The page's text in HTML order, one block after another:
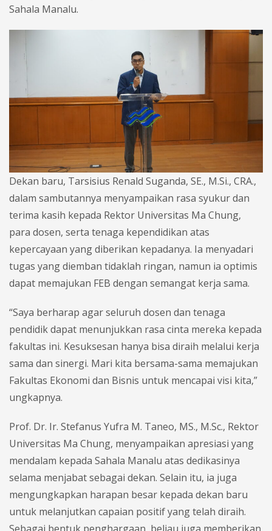
Sahala Manalu.
Dekan baru, Tarsisius Renald Suganda, SE., M.Si., CRA.,
dalam sambutannya menyampaikan rasa syukur dan
terima kasih kepada Rektor Universitas Ma Chung,
para dosen, serta tenaga kependidikan atas
kepercayaan yang diberikan kepadanya. Ia menyadari
tugas yang diemban tidaklah ringan, namun ia optimis
dapat memajukan FEB dengan semangat kerja sama.
“Saya berharap agar seluruh dosen dan tenaga
pendidik dapat menunjukkan rasa cinta mereka kepada
fakultas ini. Kesuksesan hanya bisa diraih melalui kerja
sama dan sinergi. Mari kita bersama-sama memajukan
Fakultas Ekonomi dan Bisnis untuk mencapai visi kita,”
ungkapnya.
Prof. Dr. Ir. Stefanus Yufra M. Taneo, MS., M.Sc., Rektor
Universitas Ma Chung, menyampaikan apresiasi yang
mendalam kepada Sahala Manalu atas dedikasinya
selama menjabat sebagai dekan. Selain itu, ia juga
mengungkapkan harapan besar kepada dekan baru
untuk melanjutkan capaian positif yang telah diraih.